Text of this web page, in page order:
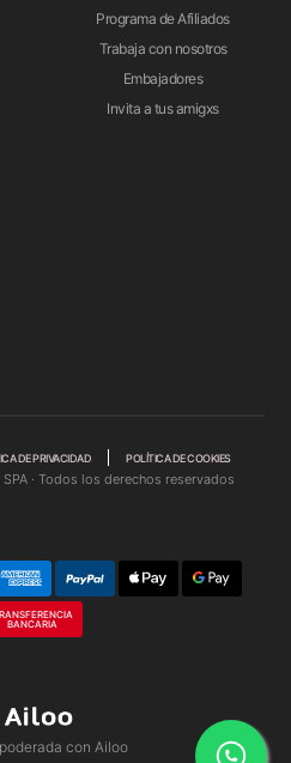
Programa de Afiliados
Trabaja con nosotros
Embajadores
Invita a tus amigxs
DE PRIVACIDAD POLÍTICA DE COOKIES
· Todos los derechos reservados
BANCARIA
con Ailoo